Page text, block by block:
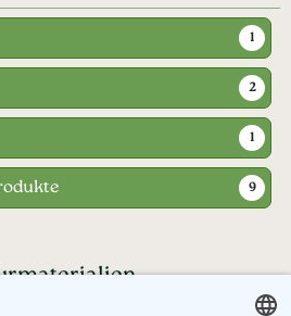
1
2
1
9